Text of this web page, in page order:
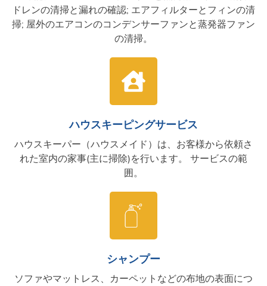
ドレンの清掃と漏れの確認; エアフィルターとフィンの清
掃; 屋外のエアコンのコンデンサーファンと蒸発器ファン
の清掃。
ハウスキーピングサービス
ハウスキーパー（ハウスメイド）は、お客様から依頼さ
れた室内の家事(主に掃除)を行います。 サービスの範
囲。
シャンプー
ソファやマットレス、カーペットなどの布地の表面につ